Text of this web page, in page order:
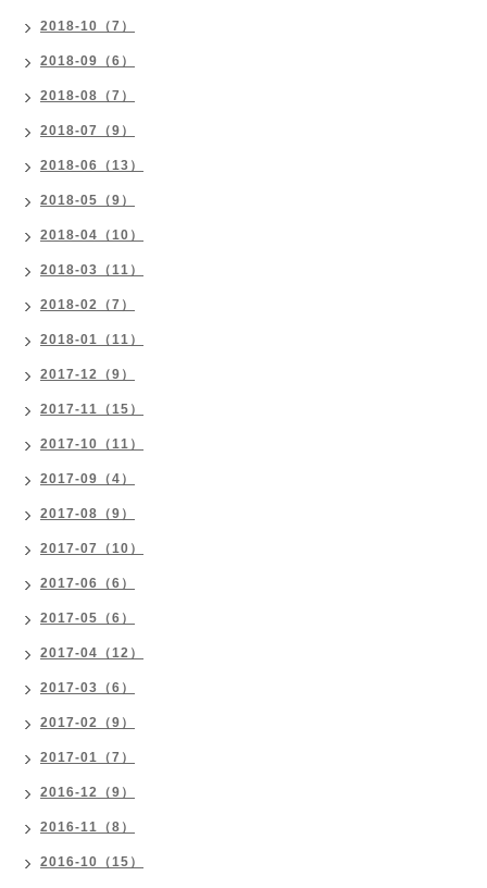
2018-10（7）
2018-09（6）
2018-08（7）
2018-07（9）
2018-06（13）
2018-05（9）
2018-04（10）
2018-03（11）
2018-02（7）
2018-01（11）
2017-12（9）
2017-11（15）
2017-10（11）
2017-09（4）
2017-08（9）
2017-07（10）
2017-06（6）
2017-05（6）
2017-04（12）
2017-03（6）
2017-02（9）
2017-01（7）
2016-12（9）
2016-11（8）
2016-10（15）